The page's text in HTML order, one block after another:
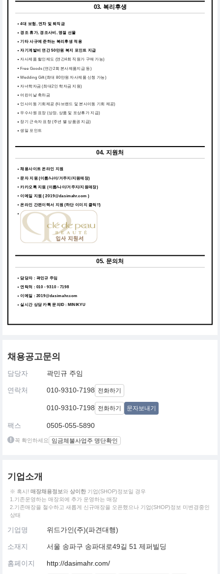
03. 복리후생
4대 보험, 연차 및 퇴직금
경조 휴가, 경조사비, 명절 선물
기타 사규에 준하는 복리후생 적용
자기계발비 연간 50만원 복지 포인트 지급
자사제품 할인제도 (연간4회 직원가 구매 가능)
Free Goods (연간2회 본사제품지급 등)
Wedding Gift (최대 80만원 자사제품 신청 가능)
자녀학자금 (최대2인 학자금 지원)
어린이날 축하금
인사이동 기회제공 (타브랜드 및 본사이동 기회 제공)
우수사원 표장 (상장, 상품 및 포상휴가 지급)
장기 근속자 표창 (주년 별 상품권 지급)
생일 포인트
04. 지원처
채용사이트 온라인 지원
문자 지원 (이름/나이/거주지/지원매장)
카카오톡 지원 (이름/나이/거주지/지원매장)
이메일 지원 ( 2019@dasimahr.com )
온라인 간편이력서 지원 (하단 이미지 클릭!!)
05. 문의처
담당자 : 곽민규 주임
연락처 : 010 - 9310 - 7198
이메일 : 2019@dasimahr.com
실시간 상담 카톡 문의ID : MINIKYU
채용공고문의
담당자 곽민규 주임
연락처 010-9310-7198 전화하기
010-9310-7198 전화하기 문자보내기
팩스 0505-055-5890
꼭 확인하세요 임금체불사업주 명단확인
기업소개
※ 혹시! 매장채용정보와 상이한 기업(SHOP)정보일 경우
1.기존운영하는 매장외에 추가 운영하는 매장
2.기존매장을 철수하고 새롭게 신규매장을 오픈했으나 기업(SHOP)정보 미변경중인
상태
기업명 위드가인(주)(파견대행)
소재지 서울 송파구 송파대로49길 51 제퍼빌딩
홈페이지 http://dasimahr.com/